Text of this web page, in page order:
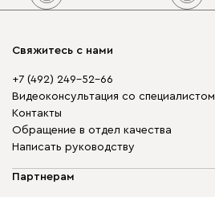
Свяжитесь с нами
+7 (492) 249-52-66
Видеоконсультация со специалистом
Контакты
Обращение в отдел качества
Написать руководству
Партнерам